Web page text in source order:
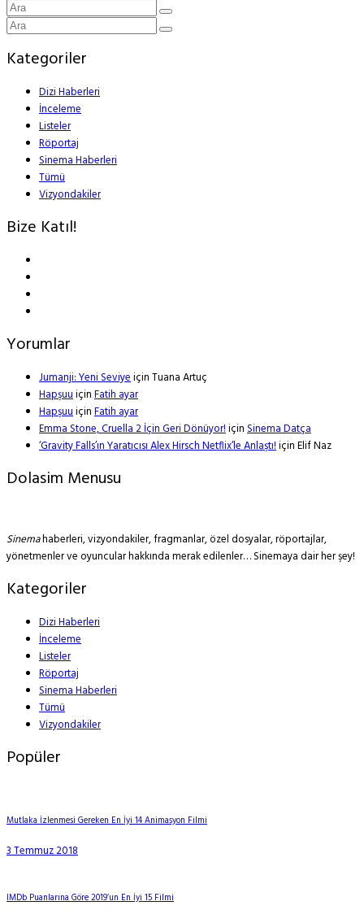
Kategoriler
Dizi Haberleri
İnceleme
Listeler
Röportaj
Sinema Haberleri
Tümü
Vizyondakiler
Bize Katıl!
Yorumlar
Jumanji: Yeni SeviyeiçinTuana Artuç
HapşuuiçinFatih ayar
HapşuuiçinFatih ayar
Emma Stone, Cruella 2 İçin Geri Dönüyor!içinSinema Datça
‘Gravity Falls’ın Yaratıcısı Alex Hirsch Netflix’le Anlaştı!içinElif Naz
Dolasim Menusu
Sinemahaberleri, vizyondakiler, fragmanlar, özel dosyalar, röportajlar,
yönetmenler ve oyuncular hakkında merak edilenler… Sinemaya dair her şey!
Kategoriler
Dizi Haberleri
İnceleme
Listeler
Röportaj
Sinema Haberleri
Tümü
Vizyondakiler
Popüler
Mutlaka İzlenmesi Gereken En İyi 14 Animasyon Filmi
3 Temmuz 2018
IMDb Puanlarına Göre 2019’un En İyi 15 Filmi